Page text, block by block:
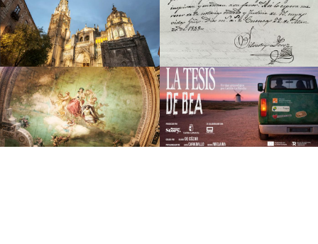
ENCICLOPEDIA AUDIOVISUAL
DEL FOLCLORE DE CASTILLA-
LA MANCHA
MUSEO DE PALEONTOLOGÍA
Cuenca
CATEDRAL DE TOLEDO
Toledo
DOCUMENTO DEL MES
Cuenca